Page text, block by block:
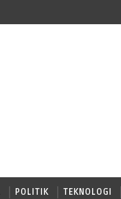
POLITIK TEKNOLOGI